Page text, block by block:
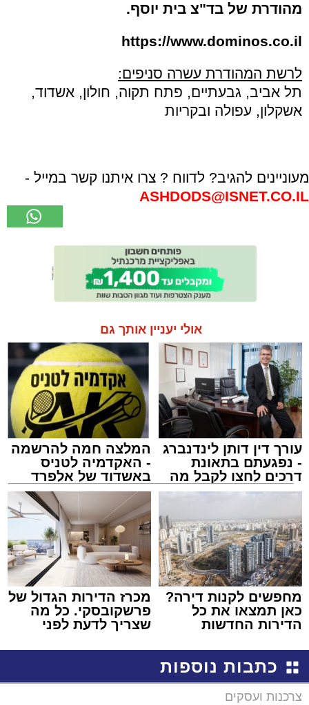
מהודרת של בד"צ בית יוסף.
https://www.dominos.co.il
לרשת המהודרת עשרה סניפים:
תל אביב, גבעתיים, פתח תקוה, חולון, אשדוד,
אשקלון, עפולה ובקריות
מעוניינים להגיב? לדווח ? צרו איתנו קשר במייל -
ASHDODS@ISNET.CO.IL
אולי יעניין אותך גם
עורך דין דותן לינדנברג
- נפגעתם בתאונת
דרכים לחצו לקבל מה
שמגיע לכם
המלצה חמה להרשמה
- האקדמיה לטניס
באשדוד של אלפרד
קריאולנסקי - לילדים
מחפשים לקנות דירה?
כאן תמצאו את כל
הדירות החדשות
מכרז הדירות הגדול של
פרשקובסקי. כל מה
שצריך לדעת לפני
באשדוד
כתבות נוספות
צרכנות ועסקים